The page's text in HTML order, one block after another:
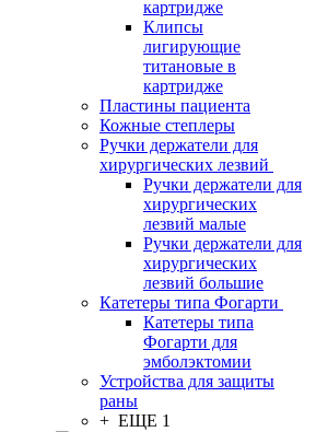
картридже
Клипсы
лигирующие
титановые в
картридже
Пластины пациента
Кожные степлеры
Ручки держатели для
хирургических лезвий
Ручки держатели для
хирургических
лезвий малые
Ручки держатели для
хирургических
лезвий большие
Катетеры типа Фогарти
Катетеры типа
Фогарти для
эмболэктомии
Устройства для защиты
раны
+ ЕЩЕ 1